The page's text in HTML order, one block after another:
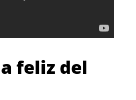
feliz del